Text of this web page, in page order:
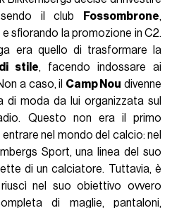
il club
Fossombrone,
sfiorando la promozione in C2.
era quello di trasformare la
stile, facendo indossare ai
a caso, il Camp Nou divenne
di moda da lui organizzata sul
Questo non era il primo
nel mondo del calcio: nel
Sport, una linea del suo
di un calciatore. Tuttavia, è
nel suo obiettivo ovvero
di maglie, pantaloni,